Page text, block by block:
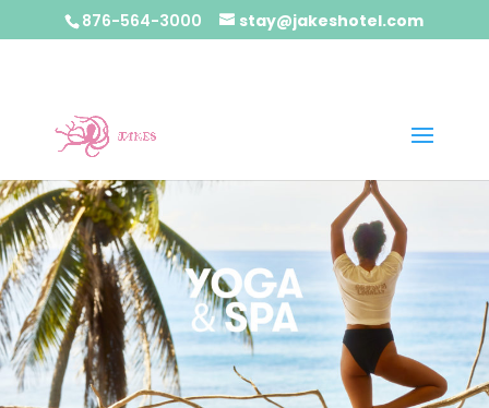
876-564-3000 stay@jakeshotel.com